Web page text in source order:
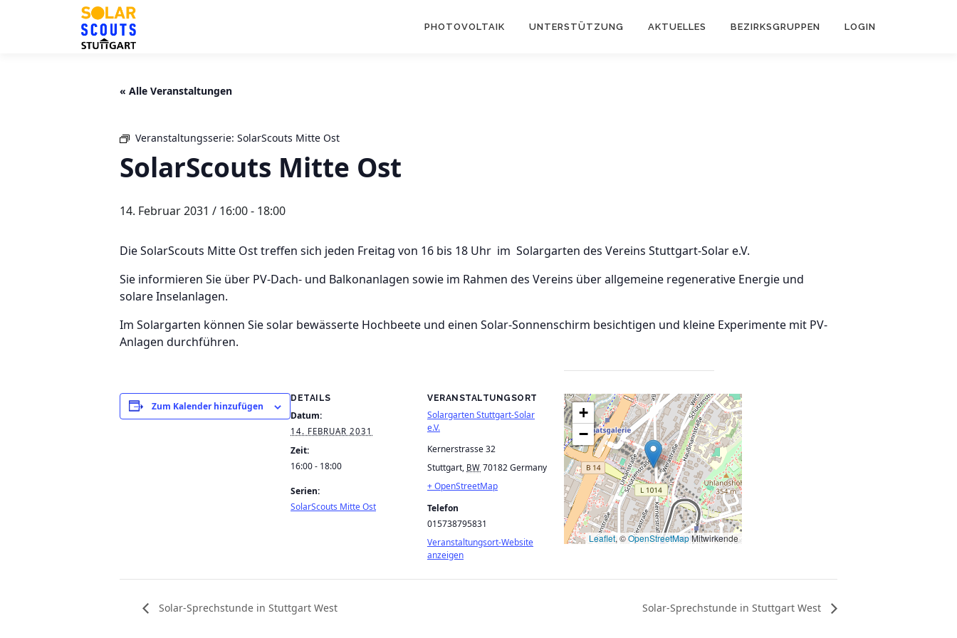
PHOTOVOLTAIK UNTERSTÜTZUNG AKTUELLES BEZIRKSGRUPPEN LOGIN
« Alle Veranstaltungen
Veranstaltungsserie: SolarScouts Mitte Ost
SolarScouts Mitte Ost
14. Februar 2031 / 16:00- 18:00
Die SolarScouts Mitte Ost treffen sich jeden Freitag von 16 bis 18 Uhr im Solargarten des Vereins Stuttgart-Solar e.V.
Sie informieren Sie über PV-Dach- und Balkonanlagen sowie im Rahmen des Vereins über allgemeine regenerative Energie und
solare Inselanlagen.
Im Solargarten können Sie solar bewässerte Hochbeete und einen Solar-Sonnenschirm besichtigen und kleine Experimente mit PV-
Anlagen durchführen.
Zum Kalender hinzufügen
DETAILS
Datum:
14. FEBRUAR 2031
Zeit:
16:00 - 18:00
Serien:
SolarScouts Mitte Ost
VERANSTALTUNGSORT
Solargarten Stuttgart-Solar
e.V.
Kernerstrasse 32
Stuttgart, BW 70182Germany
+ OpenStreetMap
Telefon
015738795831
Veranstaltungsort-Website
anzeigen
+
−
Leaflet, ©OpenStreetMapMitwirkende
Solar-Sprechstunde in Stuttgart West Solar-Sprechstunde in Stuttgart West